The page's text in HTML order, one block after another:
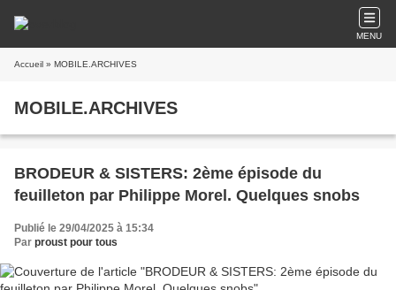
MENU
Accueil » MOBILE.ARCHIVES
MOBILE.ARCHIVES
BRODEUR & SISTERS: 2ème épisode du
feuilleton par Philippe Morel. Quelques snobs
Publié le 29/04/2025 à 15:34
Par proust pour tous